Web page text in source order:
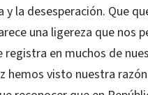
y la desesperación. Que
una ligereza que nos
en muchos de
hemos visto nuestra